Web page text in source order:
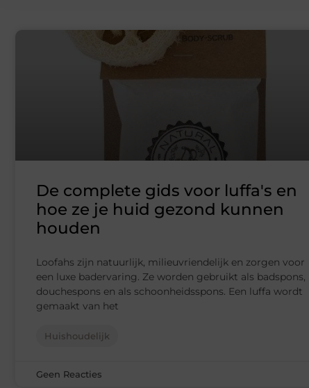
De complete gids voor luffa's en
hoe ze je huid gezond kunnen
houden
Loofahs zijn natuurlijk, milieuvriendelijk en zorgen voor
een luxe badervaring. Ze worden gebruikt als badspons,
douchespons en als schoonheidsspons. Een luffa wordt
gemaakt van het
Huishoudelijk
Geen Reacties